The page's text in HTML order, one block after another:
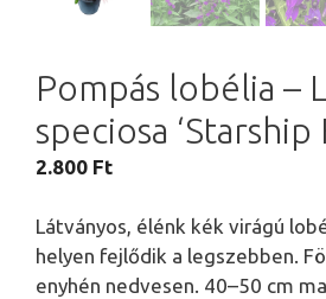
Pompás lobélia –
speciosa ‘Starship
2.800 Ft
Látványos, élénk kék virágú
helyen fejlődik a legszebben.
enyhén nedvesen. 40–50 cm